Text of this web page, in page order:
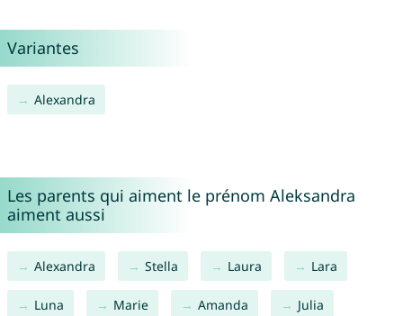
Variantes
Alexandra
Les parents qui aiment le prénom Aleksandra
aiment aussi
Alexandra Stella Laura Lara
Luna Marie Amanda Julia